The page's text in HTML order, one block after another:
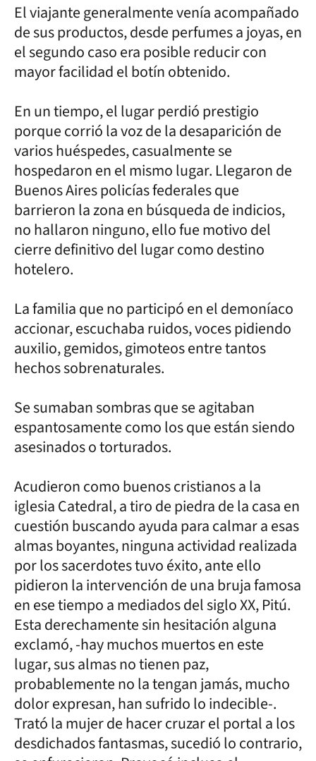
El viajante generalmente venía acompañado
de sus productos, desde perfumes a joyas, en
el segundo caso era posible reducir con
mayor facilidad el botín obtenido.
En un tiempo, el lugar perdió prestigio
porque corrió la voz de la desaparición de
varios huéspedes, casualmente se
hospedaron en el mismo lugar. Llegaron de
Buenos Aires policías federales que
barrieron la zona en búsqueda de indicios,
no hallaron ninguno, ello fue motivo del
cierre definitivo del lugar como destino
hotelero.
La familia que no participó en el demoníaco
accionar, escuchaba ruidos, voces pidiendo
auxilio, gemidos, gimoteos entre tantos
hechos sobrenaturales.
Se sumaban sombras que se agitaban
espantosamente como los que están siendo
asesinados o torturados.
Acudieron como buenos cristianos a la
iglesia Catedral, a tiro de piedra de la casa en
cuestión buscando ayuda para calmar a esas
almas boyantes, ninguna actividad realizada
por los sacerdotes tuvo éxito, ante ello
pidieron la intervención de una bruja famosa
en ese tiempo a mediados del siglo XX, Pitú.
Esta derechamente sin hesitación alguna
exclamó, -hay muchos muertos en este
lugar, sus almas no tienen paz,
probablemente no la tengan jamás, mucho
dolor expresan, han sufrido lo indecible-.
Trató la mujer de hacer cruzar el portal a los
desdichados fantasmas, sucedió lo contrario,